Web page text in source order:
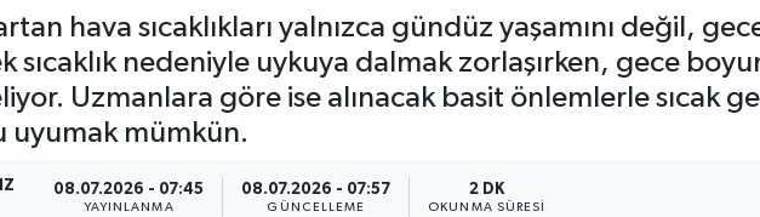
hava sıcaklıkları yalnızca gündüz yaşamını değil,
sıcaklık nedeniyle uykuya dalmak zorlaşırken, gece
Uzmanlara göre ise alınacak basit önlemlerle sıcak
uyumak mümkün.
08.07.2026 - 07:45
YAYINLANMA
08.07.2026 - 07:57
GÜNCELLEME
2 DK
OKUNMA SÜRESI